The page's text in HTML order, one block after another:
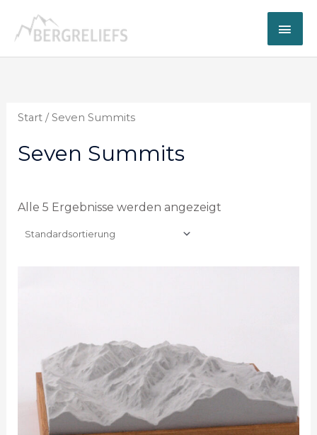
Inhalt
springen
Start/ Seven Summits
Seven Summits
Alle 5 Ergebnisse werden angezeigt